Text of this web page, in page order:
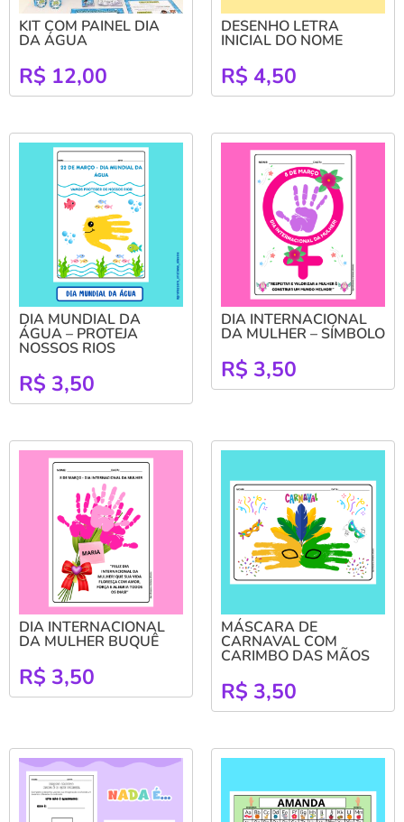
KIT COM PAINEL DIA
DA ÁGUA
R$ 12,00
DESENHO LETRA
INICIAL DO NOME
R$ 4,50
DIA MUNDIAL DA
ÁGUA – PROTEJA
NOSSOS RIOS
R$ 3,50
DIA INTERNACIONAL
DA MULHER – SÍMBOLO
R$ 3,50
DIA INTERNACIONAL
DA MULHER BUQUÊ
R$ 3,50
MÁSCARA DE
CARNAVAL COM
CARIMBO DAS MÃOS
R$ 3,50